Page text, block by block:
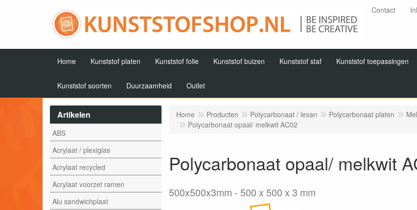
Contact
Home Kunststof platen Kunststof folie Kunststof buizen Kunststof staf Kunststof toepassingen
Kunststof soorten Duurzaamheid Outlet
Artikelen
ABS
Acrylaat / plexiglas
Acrylaat recycled
Acrylaat voorzet ramen
Alu sandwichplaat
Home Producten Polycarbonaat / lexan Polycarbonaat platen
Polycarbonaat opaal/ melkwit AC02
Polycarbonaat opaal/ melkwit
500x500x3mm 500 x 500 x 3 mm